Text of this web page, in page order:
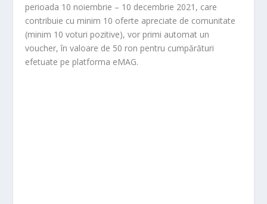
perioada 10 noiembrie – 10 decembrie 2021, care
contribuie cu minim 10 oferte apreciate de comunitate
(minim 10 voturi pozitive), vor primi automat un
voucher, în valoare de 50 ron pentru cumpărături
efetuate pe platforma eMAG.